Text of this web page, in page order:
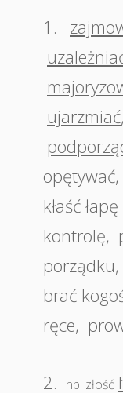
1.
ujarzmiać,
opętywać,
kłaść
kontrolę,
porządku,
brać
ręce,
2. np. złość